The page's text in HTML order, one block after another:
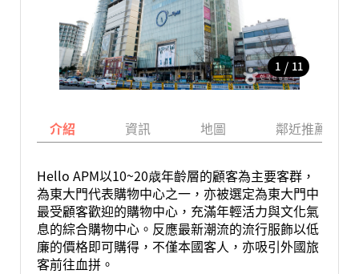
1 / 11
介紹 資訊 地圖 鄰近推薦景點
Hello APM以10~20歳年齡層的顧客為主要客群，
為東大門代表購物中心之一，亦被選定為東大門中
最受顧客歡迎的購物中心，充滿年輕活力與文化氣
息的綜合購物中心。反應最新潮流的流行服飾以低
廉的價格即可購得，不僅本國客人，亦吸引外國旅
客前往血拼。